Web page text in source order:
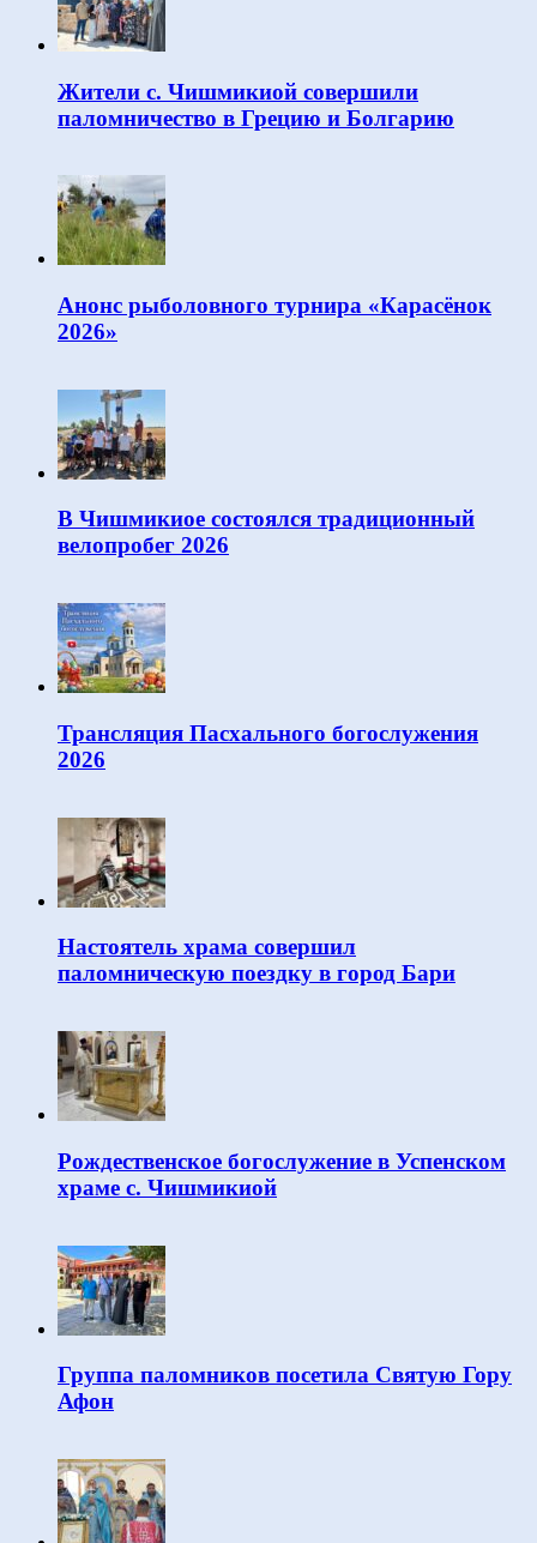
Жители с. Чишмикиой совершили
паломничество в Грецию и Болгарию
Анонс рыболовного турнира «Карасёнок
2026»
В Чишмикиое состоялся традиционный
велопробег 2026
Трансляция Пасхального богослужения
2026
Настоятель храма совершил
паломническую поездку в город Бари
Рождественское богослужение в Успенском
храме с. Чишмикиой
Группа паломников посетила Святую Гору
Афон